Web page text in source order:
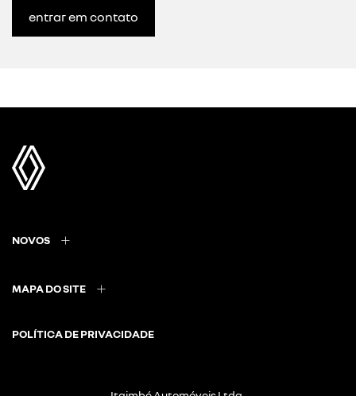
entrar em contato
NOVOS
MAPA DO SITE
POLÍTICA DE PRIVACIDADE